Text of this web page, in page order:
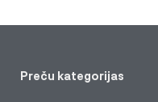
Preču kategorijas